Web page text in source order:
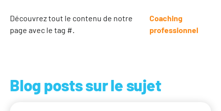
Découvrez tout le contenu de notre
page avec le tag #.
Coaching
professionnel
Blog posts sur le sujet